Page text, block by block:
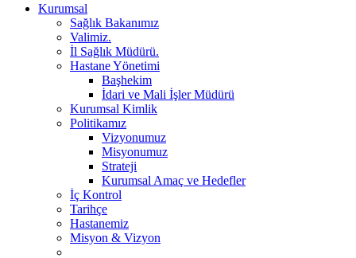
Kurumsal
Sağlık Bakanımız
Valimiz.
İl Sağlık Müdürü.
Hastane Yönetimi
Başhekim
İdari ve Mali İşler Müdürü
Kurumsal Kimlik
Politikamız
Vizyonumuz
Misyonumuz
Strateji
Kurumsal Amaç ve Hedefler
İç Kontrol
Tarihçe
Hastanemiz
Misyon & Vizyon